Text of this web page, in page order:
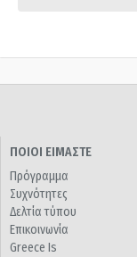
ΠΟΙΟΙ ΕΙΜΑΣΤΕ
Πρόγραμμα
Συχνότητες
Δελτία τύπου
Επικοινωνία
Greece Is